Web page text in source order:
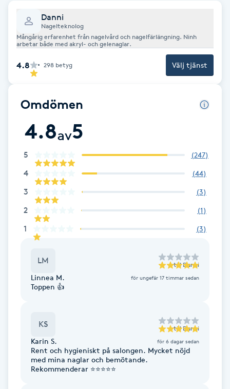
Fet hårbotten
Fibromassage
Fillers
Fotmassage
Fotsvamp
Fotvård
Fransar
Fransborttagning
Fransfärgning
Fransförlängning Megavolym
Fransförlängning Volym
Danni
Nagelteknolog
Mångårig erfarenhet från nagelvård och nagelfärlängning. Ninh
arbetar både med akryl- och gelenaglar.
4.8 298 betyg Välj tjänst
Omdömen
4.8av5
5 (247)
4 (44)
3 (3)
2 (1)
1 (3)
LM till Danni
Linnea M. för ungefär 17 timmar sedan
Toppen 👍
KS till Danni
Karin S. för 6 dagar sedan
Rent och hygieniskt på salongen. Mycket nöjd
med mina naglar och bemötande.
Rekommenderar ⭐️⭐️⭐️⭐️⭐️